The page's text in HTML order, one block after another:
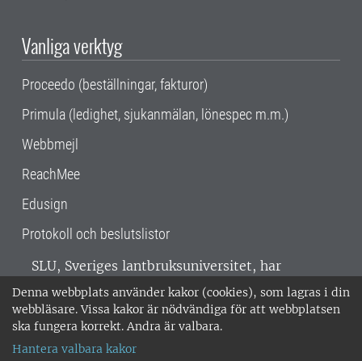
Denna webbplats använder kakor (cookies), som lagras i din
webbläsare. Vissa kakor är nödvändiga för att webbplatsen
ska fungera korrekt. Andra är valbara.
Hantera valbara kakor
Vanliga verktyg
Proceedo (beställningar, fakturor)
Primula (ledighet, sjukanmälan, lönespec m.m.)
Webbmejl
ReachMee
Edusign
Protokoll och beslutslistor
SLU, Sveriges lantbruksuniversitet, har
verksamhet över hela Sverige. Huvudorter är
Alnarp, Uppsala och Umeå.SLU är
miljöcertifierat enligt ISO 14001. •
018-67 10 00 • Org nr: 202100-2817 •